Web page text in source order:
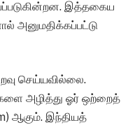
இத்தகைய
அனுமதிக்கப்பட்டு
செய்யவில்லை.
அழித்து ஓர் ஒற்றைத்
ஆகும். இந்தியத்